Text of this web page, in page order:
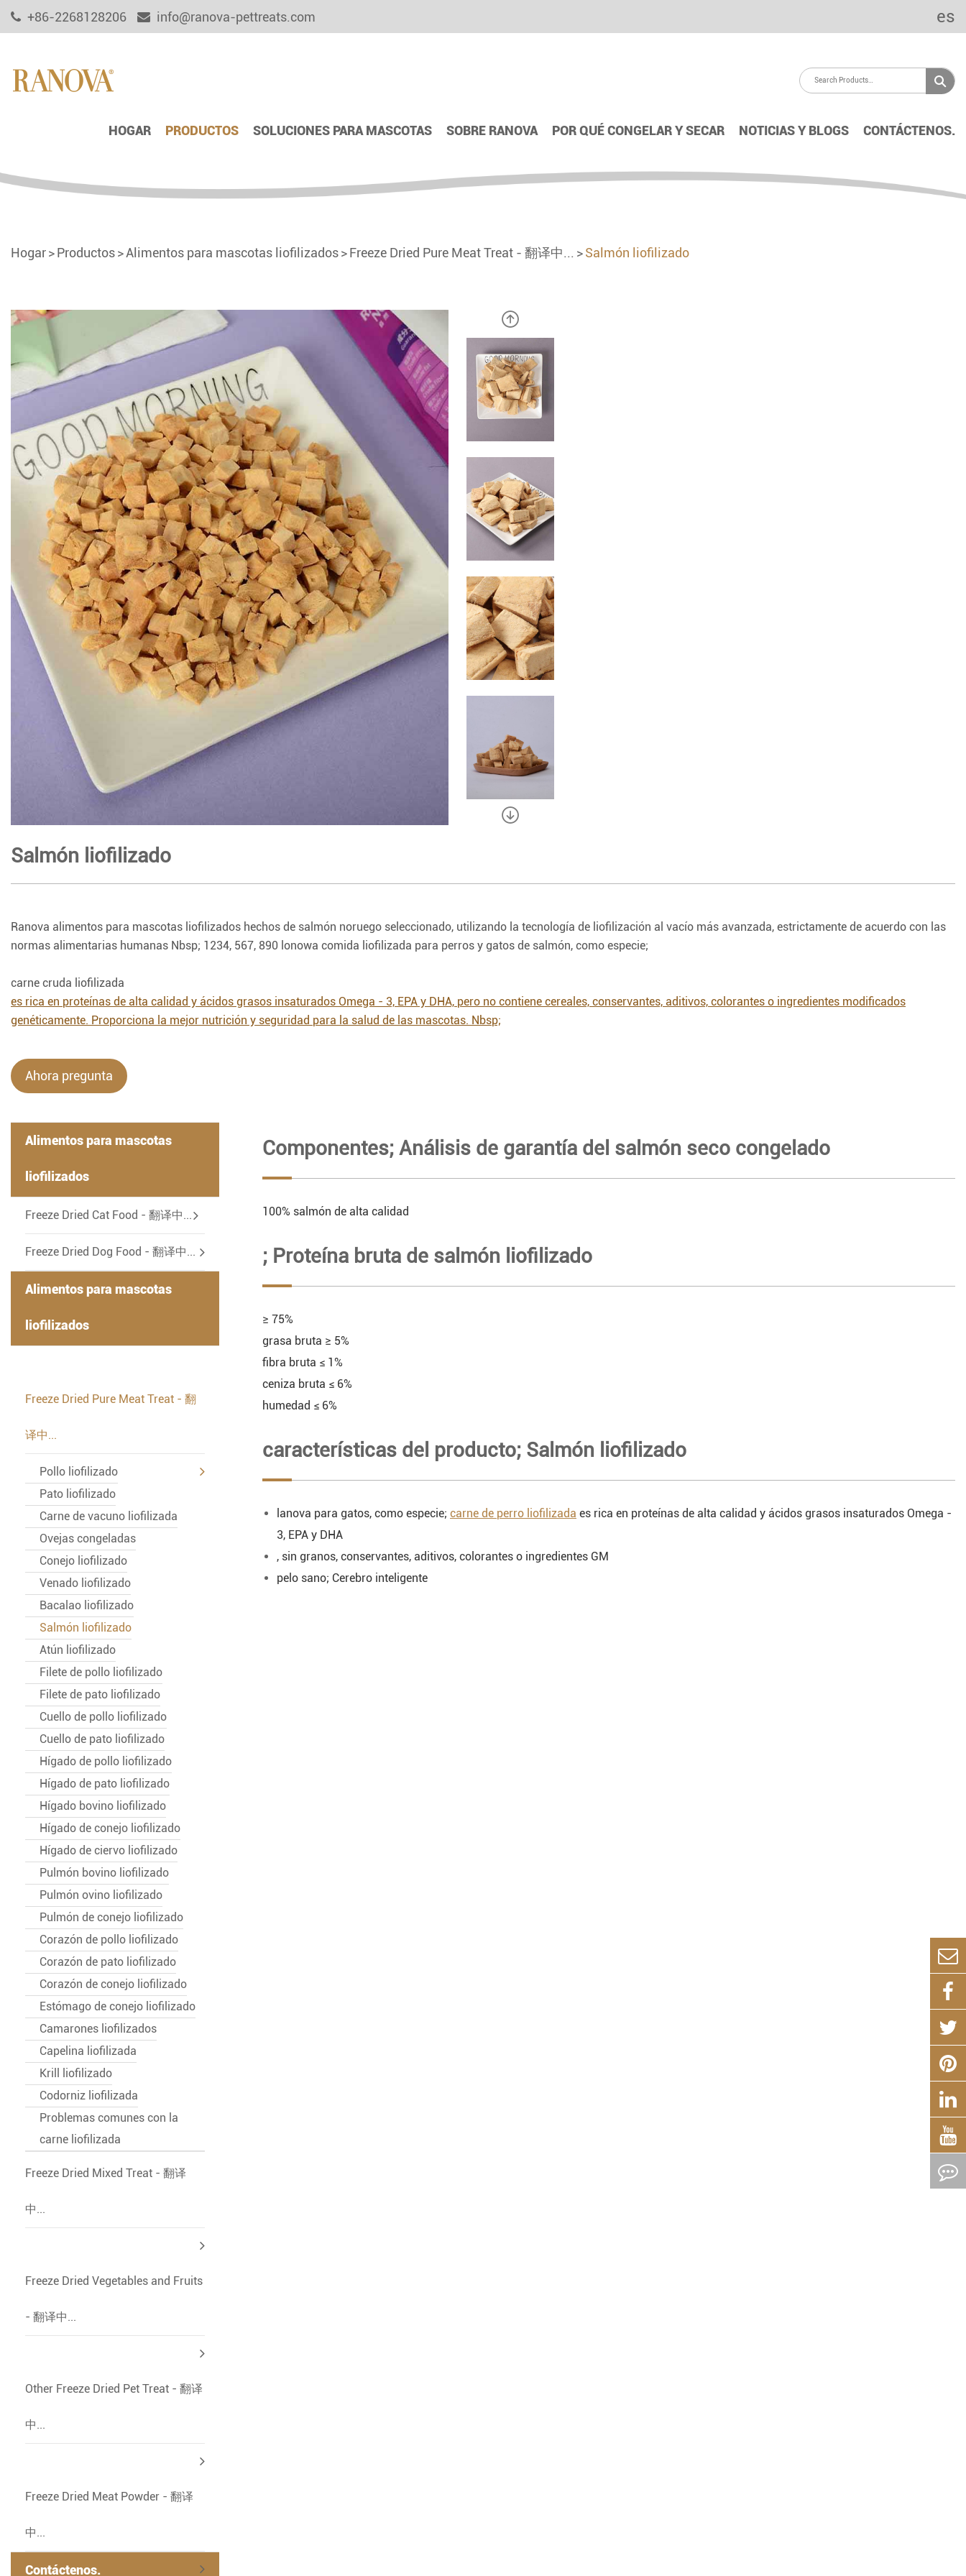
+86-2268128206 info@ranova-pettreats.com es
HOGAR PRODUCTOS SOLUCIONES PARA MASCOTAS SOBRE RANOVA POR QUÉ CONGELAR Y SECAR NOTICIAS Y BLOGS CONTÁCTENOS.
Hogar Productos Alimentos para mascotas liofilizados Freeze Dried Pure Meat Treat - 翻译中... Salmón liofilizado
Salmón liofilizado
Ranova alimentos para mascotas liofilizados hechos de salmón noruego seleccionado, utilizando la tecnología de liofilización al vacío más avanzada, estrictamente de acuerdo con las
normas alimentarias humanas Nbsp; 1234, 567, 890 lonowa comida liofilizada para perros y gatos de salmón, como especie;
carne cruda liofilizada
es rica en proteínas de alta calidad y ácidos grasos insaturados Omega - 3, EPA y DHA, pero no contiene cereales, conservantes, aditivos, colorantes o ingredientes modificados
genéticamente. Proporciona la mejor nutrición y seguridad para la salud de las mascotas. Nbsp;
Ahora pregunta
Alimentos para mascotas
liofilizados
Freeze Dried Cat Food - 翻译中...
Freeze Dried Dog Food - 翻译中...
Alimentos para mascotas
liofilizados
Freeze Dried Pure Meat Treat - 翻
译中...
Pollo liofilizado
Pato liofilizado
Carne de vacuno liofilizada
Ovejas congeladas
Conejo liofilizado
Venado liofilizado
Bacalao liofilizado
Salmón liofilizado
Atún liofilizado
Filete de pollo liofilizado
Filete de pato liofilizado
Cuello de pollo liofilizado
Cuello de pato liofilizado
Hígado de pollo liofilizado
Hígado de pato liofilizado
Hígado bovino liofilizado
Hígado de conejo liofilizado
Hígado de ciervo liofilizado
Pulmón bovino liofilizado
Pulmón ovino liofilizado
Pulmón de conejo liofilizado
Corazón de pollo liofilizado
Corazón de pato liofilizado
Corazón de conejo liofilizado
Estómago de conejo liofilizado
Camarones liofilizados
Capelina liofilizada
Krill liofilizado
Codorniz liofilizada
Problemas comunes con la
carne liofilizada
Freeze Dried Mixed Treat - 翻译
中...
Freeze Dried Vegetables and Fruits
- 翻译中...
Other Freeze Dried Pet Treat - 翻译
中...
Freeze Dried Meat Powder - 翻译
中...
Contáctenos.
Componentes; Análisis de garantía del salmón seco congelado
100% salmón de alta calidad
; Proteína bruta de salmón liofilizado
≥ 75%
grasa bruta ≥ 5%
fibra bruta ≤ 1%
ceniza bruta ≤ 6%
humedad ≤ 6%
características del producto; Salmón liofilizado
lanova para gatos, como especie; carne de perro liofilizada es rica en proteínas de alta calidad y ácidos grasos insaturados Omega -
3, EPA y DHA
, sin granos, conservantes, aditivos, colorantes o ingredientes GM
pelo sano; Cerebro inteligente